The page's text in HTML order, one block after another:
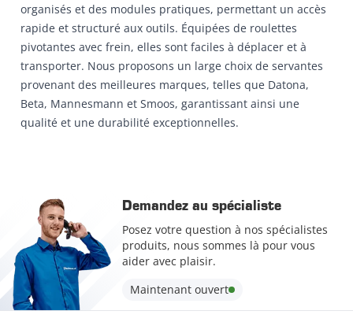
organisés et des modules pratiques, permettant un accès
rapide et structuré aux outils. Équipées de roulettes
pivotantes avec frein, elles sont faciles à déplacer et à
transporter. Nous proposons un large choix de servantes
provenant des meilleures marques, telles que Datona,
Beta, Mannesmann et Smoos, garantissant ainsi une
qualité et une durabilité exceptionnelles.
Demandez au spécialiste
Posez votre question à nos spécialistes
produits, nous sommes là pour vous
aider avec plaisir.
Maintenant ouvert